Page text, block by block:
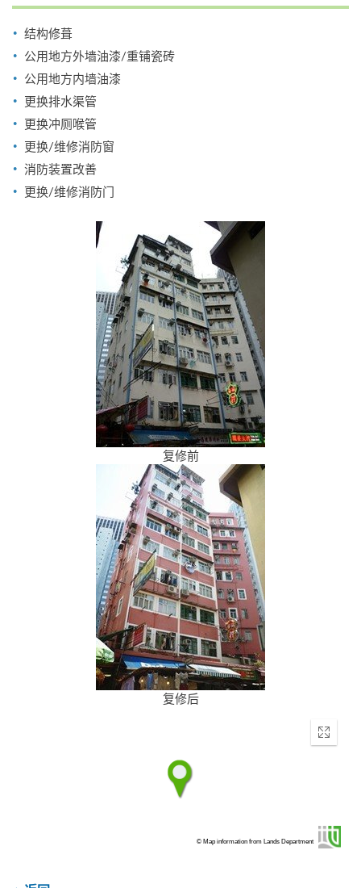
结构修葺
公用地方外墙油漆/重铺瓷砖
公用地方内墙油漆
更换排水渠管
更换冲厕喉管
更换/维修消防窗
消防装置改善
更换/维修消防门
复修前
复修后
Enter
© Map information from Lands Department